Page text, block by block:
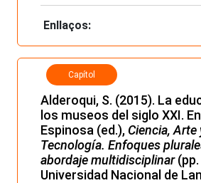
Enllaços:
Capítol
Alderoqui, S. (2015). La
los museos del siglo XXI.
Espinosa (ed.), Ciencia, Arte
Tecnología. Enfoques
abordaje multidisciplinar(pp.
Universidad Nacional de